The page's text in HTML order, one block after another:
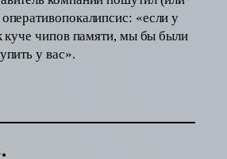
«если у
куче чипов памяти, мы бы были
у вас».